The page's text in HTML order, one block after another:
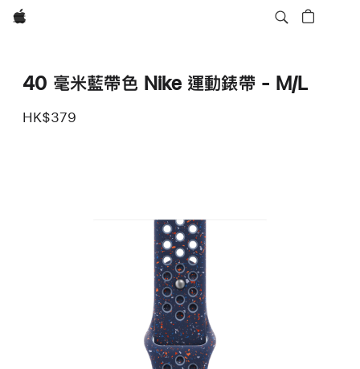
Apple
40 毫米藍帶色 Nike 運動錶帶 - M/L
HK$379